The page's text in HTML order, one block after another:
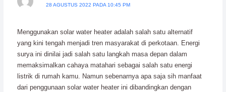
28 AGUSTUS 2022 PADA 10:45 PM
Menggunakan solar water heater adalah salah satu alternatif
yang kini tengah menjadi tren masyarakat di perkotaan. Energi
surya ini dinilai jadi salah satu langkah masa depan dalam
memaksimalkan cahaya matahari sebagai salah satu energi
listrik di rumah kamu. Namun sebenarnya apa saja sih manfaat
dari penggunaan solar water heater ini dibandingkan dengan